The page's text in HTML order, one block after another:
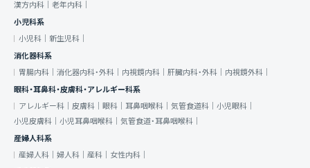
漢方内科｜ 老年内科｜
小児科系
小児科｜ 新生児科｜
消化器科系
胃腸内科｜ 消化器内科・外科｜ 内視鏡内科｜ 肝臓内科・外科｜ 内視鏡外科｜
眼科・耳鼻科・皮膚科・アレルギー科系
アレルギー科｜ 皮膚科｜ 眼科｜ 耳鼻咽喉科｜ 気管食道科｜ 小児眼科｜
小児皮膚科｜ 小児耳鼻咽喉科｜ 気管食道・耳鼻咽喉科｜
産婦人科系
産婦人科｜ 婦人科｜ 産科｜ 女性内科｜